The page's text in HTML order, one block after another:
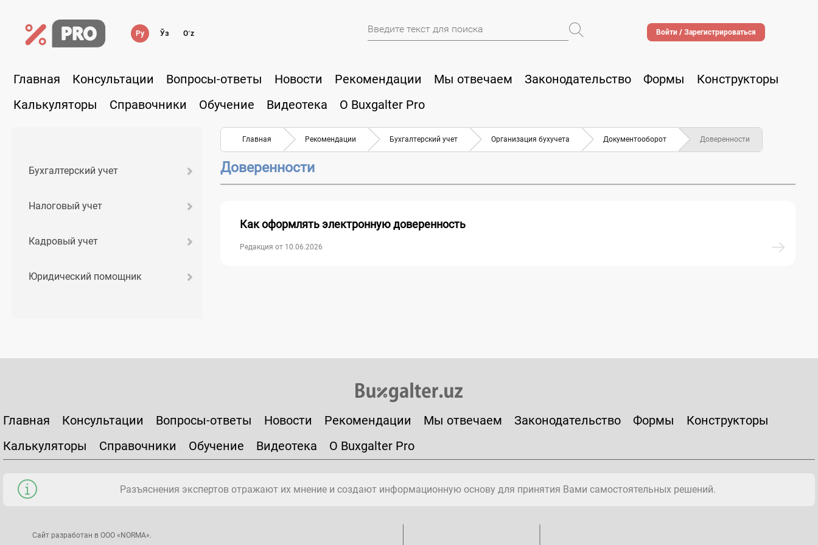
Ру Ўз Oʻz Войти / Зарегистрироваться
Главная Консультации Вопросы-ответы Новости Рекомендации Мы отвечаем Законодательство Формы
Конструкторы
Калькуляторы
Справочники Обучение Видеотека О Buxgalter Pro
Бухгалтерский учет
Налоговый учет
Кадровый учет
Юридический помощник
Главная Рекомендации Бухгалтерский учет Организация бухучета Документооборот Доверенности
Доверенности
Как оформлять электронную доверенность
Редакция от 10.06.2026
Главная Консультации Вопросы-ответы Новости Рекомендации Мы отвечаем Законодательство Формы
Конструкторы
Калькуляторы
Справочники Обучение Видеотека О Buxgalter Pro
Разъяснения экспертов отражают их мнение и создают информационную основу для принятия Вами самостоятельных решений.
Сайт разработан в ООО «NORMA».